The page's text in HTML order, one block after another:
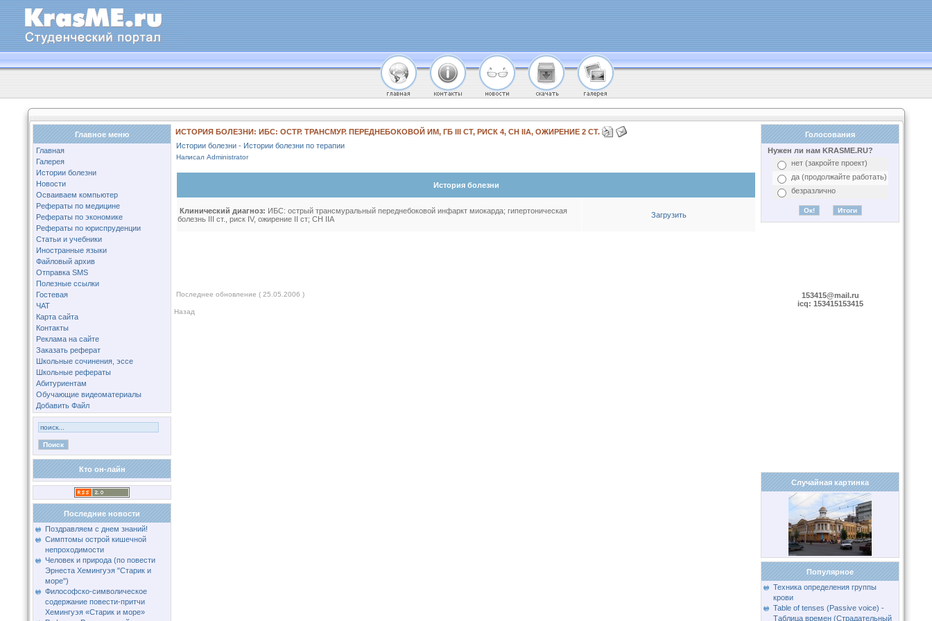
Главное меню
Главная
Галерея
Истории болезни
Новости
Осваиваем компьютер
Рефераты по медицине
Рефераты по экономике
Рефераты по юриспруденции
Статьи и учебники
Иностранные языки
Файловый архив
Отправка SMS
Полезные ссылки
Гостевая
ЧАТ
Карта сайта
Контакты
Реклама на сайте
Заказать реферат
Школьные сочинения, эссе
Школьные рефераты
Абитуриентам
Обучающие видеоматериалы
Добавить Файл
Кто он-лайн
Последние новости
Поздравляем с днем знаний!
Симптомы острой кишечной
непроходимости
Человек и природа (по повести
Эрнеста Хемингуэя "Старик и
море")
Философско-символическое
содержание повести-притчи
Хемингуэя «Старик и море»
ИСТОРИЯ БОЛЕЗНИ: ИБС: ОСТР. ТРАНСМУР. ПЕРЕДНЕБОКОВОЙ ИМ, ГБ III СТ, РИСК 4, СН IIA, ОЖИРЕНИЕ 2 СТ.
Истории болезни - Истории болезни по терапии
Написал Administrator
История болезни
Клинический диагноз: ИБС: острый трансмуральный переднебоковой инфаркт миокарда; гипертоническая
болезнь III ст., риск IV, ожирение II ст; СН IIА
Загрузить
Последнее обновление ( 25.05.2006 )
Назад
Голосования
Нужен ли нам KRASME.RU?
нет (закройте проект)
да (продолжайте работать)
безразлично
153415@mail.ru
icq: 153415153415
Случайная картинка
Популярное
Техника определения группы
крови
Table of tenses (Passive voice) -
Таблица времен (Страдательный